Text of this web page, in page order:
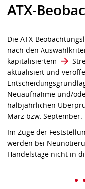
ATX-
Die ATX-
nach den
kapitalisiertem
aktualisiert und
Neuaufnahme und/
halbjährlichen
März bzw. September.
Im Zuge der
werden bei
Handelstage nicht in